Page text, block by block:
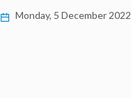
Monday, 5 December 2022